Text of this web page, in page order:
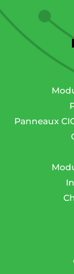
Panneaux